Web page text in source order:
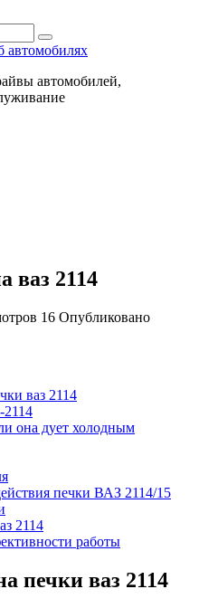
автомобилях
автомобилей,
ваз 2114
16 Опубликовано
ваз 2114
она дует холодным
печки ВАЗ 2114/15
2114
работы
печки ваз 2114